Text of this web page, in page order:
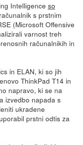
Intelligence so
s prstnim
(Microsoft Offensive
varnost treh
računalnikih in
in ELAN, ki so jih
ThinkPad T14 in
napravo, ki se na
izvedbo napada s
ukradene
prstni odtis za